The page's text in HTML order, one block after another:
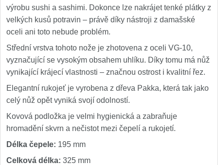
výrobu sushi a sashimi. Dokonce lze nakrájet tenké plátky z
velkých kusů potravin – právě díky nástroji z damašské
oceli ani toto nebude problém.
Střední vrstva tohoto nože je zhotovena z oceli VG-10,
vyznačující se vysokým obsahem uhlíku. Díky tomu má nůž
vynikající krájecí vlastnosti – značnou ostrost i kvalitní řez.
Elegantní rukojeť je vyrobena z dřeva Pakka, která tak jako
celý nůž opět vyniká svojí odolností.
Kovová podložka je velmi hygienická a zabraňuje
hromadění skvrn a nečistot mezi čepelí a rukojetí.
Délka čepele: 195 mm
Celková délka: 325 mm